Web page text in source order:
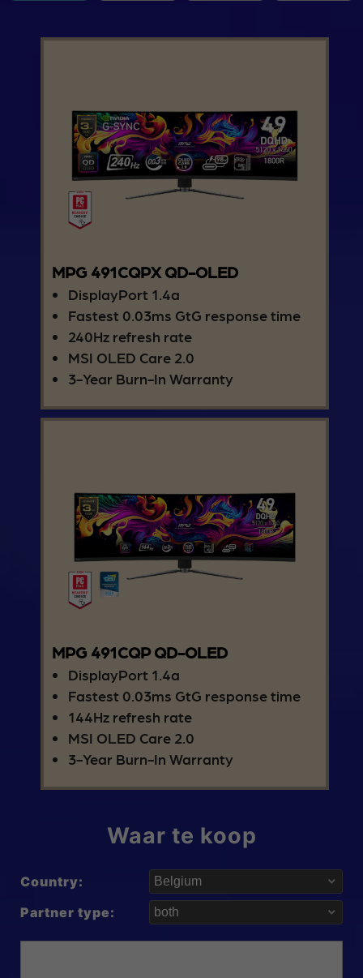
MPG 491CQPX QD-OLED
DisplayPort 1.4a
Fastest 0.03ms GtG response time
240Hz refresh rate
MSI OLED Care 2.0
3-Year Burn-In Warranty
MPG 491CQP QD-OLED
DisplayPort 1.4a
Fastest 0.03ms GtG response time
144Hz refresh rate
MSI OLED Care 2.0
3-Year Burn-In Warranty
Waar te koop
Country:
Partner type: